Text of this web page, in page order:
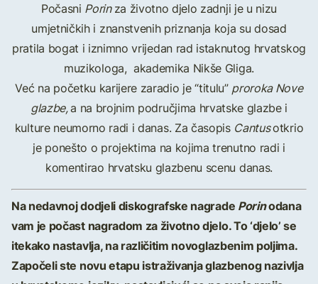
Počasni Porinza životno djelo zadnji je u nizu
umjetničkih i znanstvenih priznanja koja su dosad
pratila bogat i iznimno vrijedan rad istaknutog hrvatskog
muzikologa, akademika Nikše Gliga.
Već na početku karijere zaradio je “titulu” proroka Nove
glazbe,a na brojnim područjima hrvatske glazbe i
kulture neumorno radi i danas. Za časopis Cantusotkrio
je ponešto o projektima na kojima trenutno radi i
komentirao hrvatsku glazbenu scenu danas.
Na nedavnoj dodjeli diskografske nagrade Porinodana
vam je počast nagradom za životno djelo. To ‘djelo’ se
itekako nastavlja, na različitim novoglazbenim poljima.
Započeli ste novu etapu istraživanja glazbenog nazivlja